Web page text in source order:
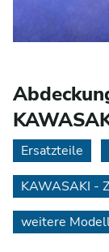
Ersatzteile
KAWASAKI -
weitere